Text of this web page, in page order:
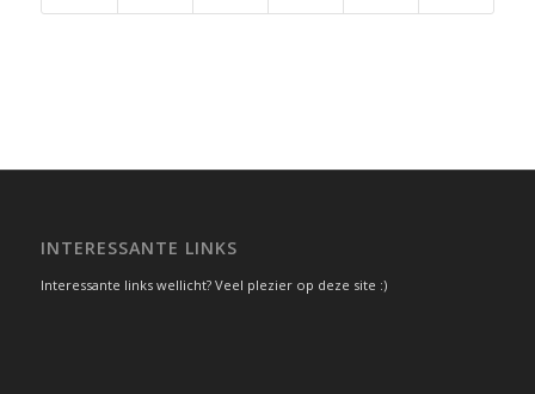
INTERESSANTE LINKS
Interessante links wellicht? Veel plezier op deze site :)